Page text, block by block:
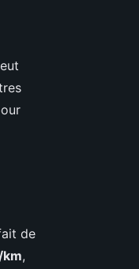
de
,